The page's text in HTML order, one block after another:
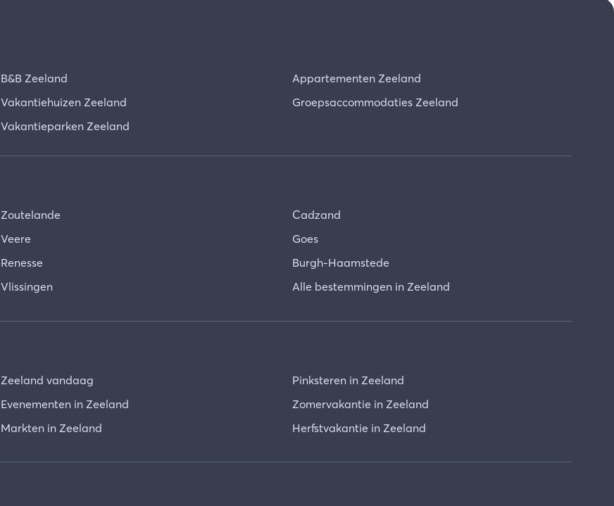
B&B Zeeland
Vakantiehuizen Zeeland
Vakantieparken Zeeland
Appartementen Zeeland
Groepsaccommodaties Zeeland
Zoutelande
Veere
Renesse
Vlissingen
Cadzand
Goes
Burgh-Haamstede
Alle bestemmingen in Zeeland
Zeeland vandaag
Evenementen in Zeeland
Markten in Zeeland
Pinksteren in Zeeland
Zomervakantie in Zeeland
Herfstvakantie in Zeeland